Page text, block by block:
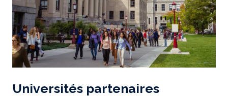
Universités partenaires